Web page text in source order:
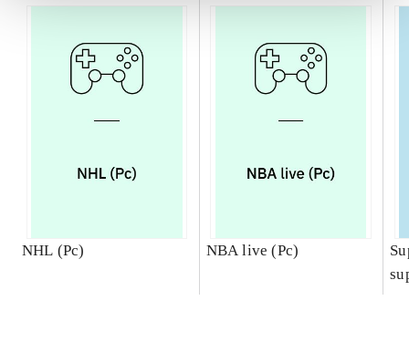
NHL (Pc) NBA live (Pc)